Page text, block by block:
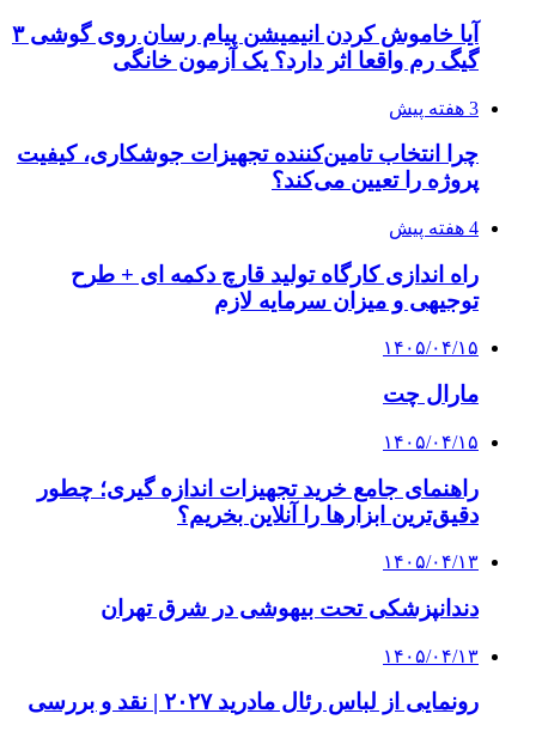
آیا خاموش کردن انیمیشن پیام رسان روی گوشی ۳
گیگ رم واقعا اثر دارد؟ یک آزمون خانگی
3 هفته پیش
چرا انتخاب تامین‌کننده تجهیزات جوشکاری، کیفیت
پروژه را تعیین می‌کند؟
4 هفته پیش
راه اندازی کارگاه تولید قارچ دکمه ای + طرح
توجیهی و میزان سرمایه لازم
۱۴۰۵/۰۴/۱۵
مارال چت
۱۴۰۵/۰۴/۱۵
راهنمای جامع خرید تجهیزات اندازه گیری؛ چطور
دقیق‌ترین ابزارها را آنلاین بخریم؟
۱۴۰۵/۰۴/۱۳
دندانپزشکی تحت بیهوشی در شرق تهران
۱۴۰۵/۰۴/۱۳
رونمایی از لباس رئال مادرید ۲۰۲۷ | نقد و بررسی